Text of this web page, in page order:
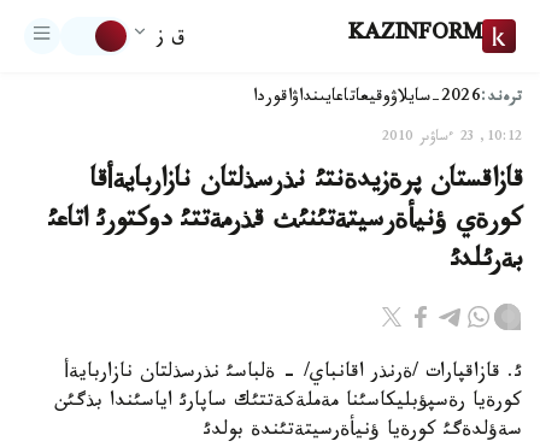
KAZINFORM ق ز
ترەند:2026-سايلاۋ وقيعاتاعايىنداۋاقوردا
10:12, 23 ءساۋىر 2010
قازاقستان پرةزيدةنتئ نذرسذلتان نازاربايةأقا
كورةي ؤنيأةرسيتةتئنئث قذرمةتتئ دوكتورئ اتاعئ
بةرئلدئ
ئ. قازاقپارات /ةرنذر اقانباي/ - ةلباسئ نذرسذلتان نازاربايةأ
كورةيا رةسپؤبليكاسئنا مةملةكةتتئك ساپارئ اياسئندا بذگئن
سةؤلدةگئ كورةيا ؤنيأةرسيتةتئندة بولدئ